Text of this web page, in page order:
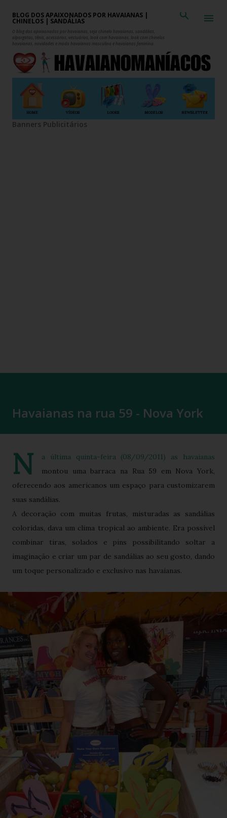
Pular para o conteúdo principal
BLOG DOS APAIXONADOS POR HAVAIANAS |
CHINELOS | SANDÁLIAS
O blog dos apaixonados por havaianas, seja chinelo havaianas, sandálias,
alpargatas, tênis, acessórios, vestuários, look com havaianas, look com chinelos
havaianas, novidades e moda havaianas masculina e havaianas feminina.
HOME VÍDEOS LOOKS MODELOS NEWSLETTER
Banners Publicitários
Havaianas na rua 59 - Nova York
N
a última quinta-feira (08/09/2011) as havaianas
montou uma barraca na Rua 59 em Nova York,
oferecendo aos americanos um espaço para customizarem
suas sandálias.
A decoração com muitas frutas, misturadas as sandálias
coloridas, dava um clima tropical ao ambiente. Era possível
combinar tiras, solados e pins possibilitando soltar a
imaginação e criar um par de sandálias ao seu gosto, dando
um toque personalizado e exclusivo nas havaianas.